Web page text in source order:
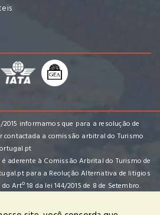
informamos que para a resolução de
contactada a comissão arbitral do Turismo
aderente à Comissão Arbrital do Turismo de
para a Reolução Alternativa de litigios
Artº 18 da lei 144/2015 de 8 de Setembro.